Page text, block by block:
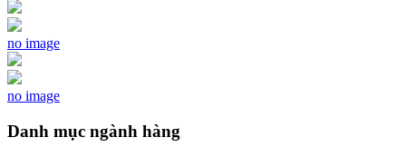
no image
no image
Danh mục ngành hàng